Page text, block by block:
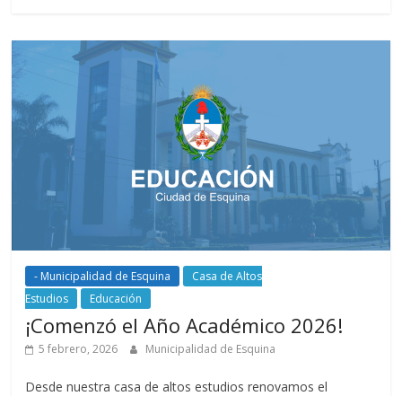
- Municipalidad de Esquina
Casa de Altos
Estudios
Educación
¡Comenzó el Año Académico 2026!
5 febrero, 2026 Municipalidad de Esquina
Desde nuestra casa de altos estudios renovamos el